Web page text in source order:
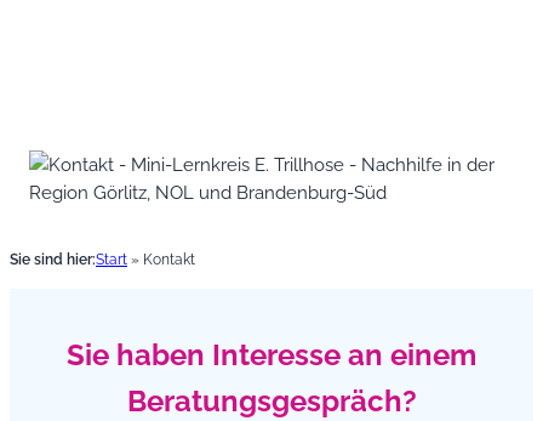
Sie sind hier:Start » Kontakt
Sie haben Interesse an einem
Beratungsgespräch?